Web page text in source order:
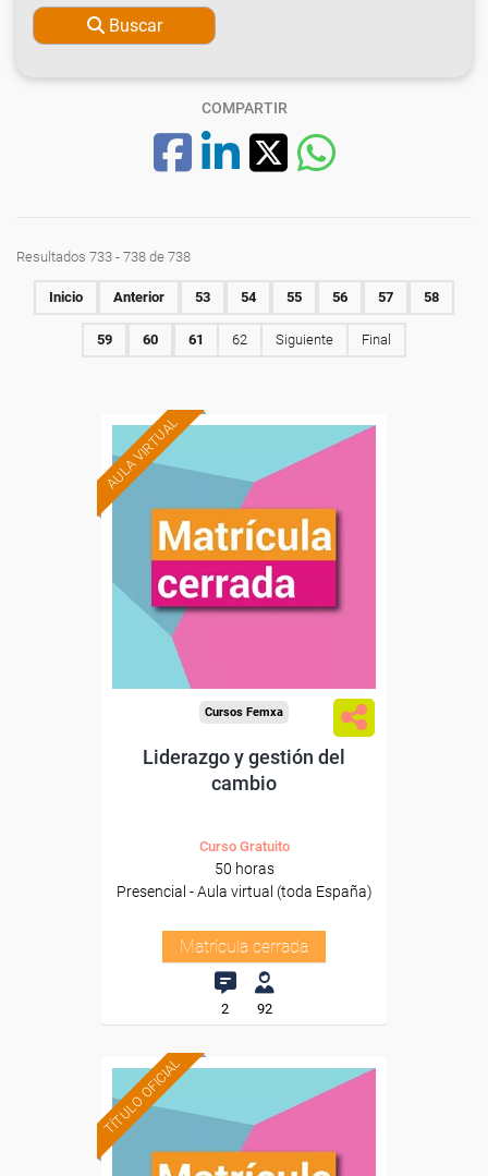
Buscar
COMPARTIR
Resultados 733 - 738 de 738
Inicio Anterior 53 54 55 56 57 58
59 60 61 62 Siguiente Final
AULA VIRTUAL
Cursos Femxa
Liderazgo y gestión del
cambio
Curso Gratuito
50 horas
Presencial - Aula virtual (toda España)
Matrícula cerrada
2 92
TÍTULO OFICIAL